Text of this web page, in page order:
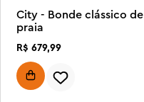
City - Bonde clássico de
praia
R$ 679,99